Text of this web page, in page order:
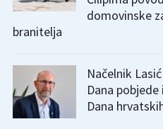
domovinske
branitelja
Načelnik
Dana
Dana